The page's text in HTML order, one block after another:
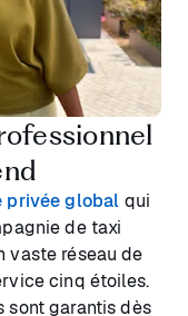
privée global qui
de taxi
vaste réseau de
cinq étoiles.
garantis dès